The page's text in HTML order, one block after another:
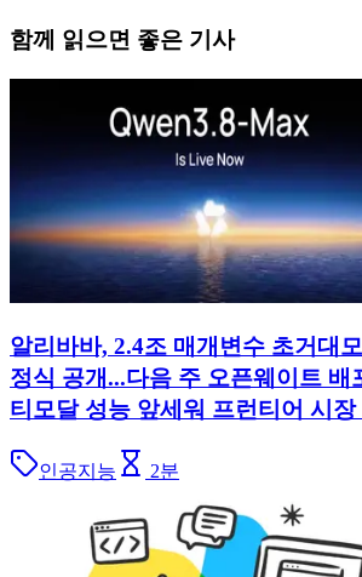
함께 읽으면 좋은 기사
알리바바, 2.4조 매개변수 초거대
정식 공개...다음 주 오픈웨이트 배
티모달 성능 앞세워 프런티어 시장
인공지능 2분